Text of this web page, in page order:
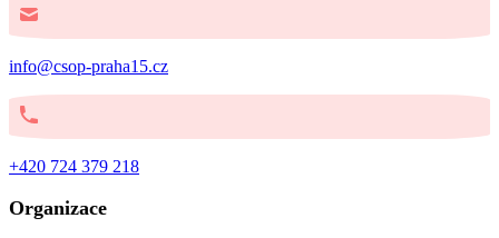
info@csop-praha15.cz
+420 724 379 218
Organizace